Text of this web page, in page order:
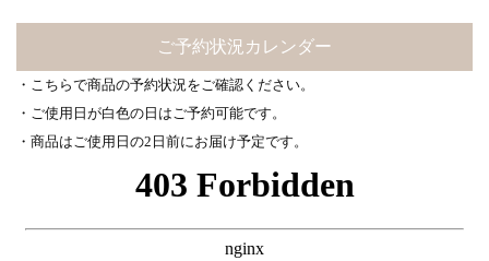
ご予約状況カレンダー
・こちらで商品の予約状況をご確認ください。
・ご使用日が白色の日はご予約可能です。
・商品はご使用日の2日前にお届け予定です。